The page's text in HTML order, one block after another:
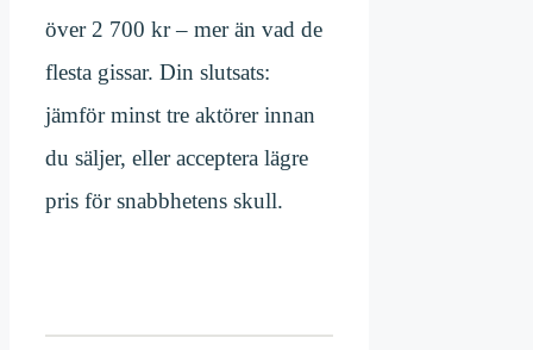
över 2 700 kr – mer än vad de
flesta gissar. Din slutsats:
jämför minst tre aktörer innan
du säljer, eller acceptera lägre
pris för snabbhetens skull.